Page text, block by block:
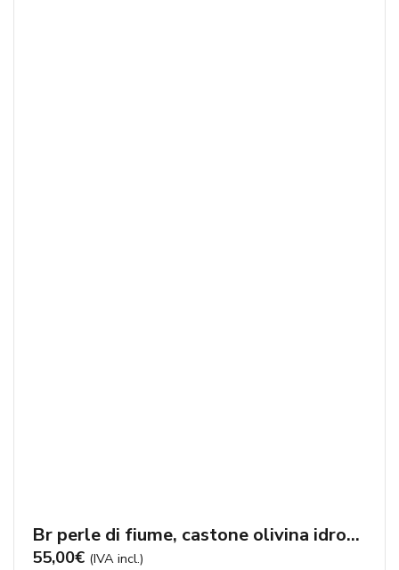
Br perle di fiume, castone olivina idrotermale – cod:BR1128
55,00€ (IVA incl.)